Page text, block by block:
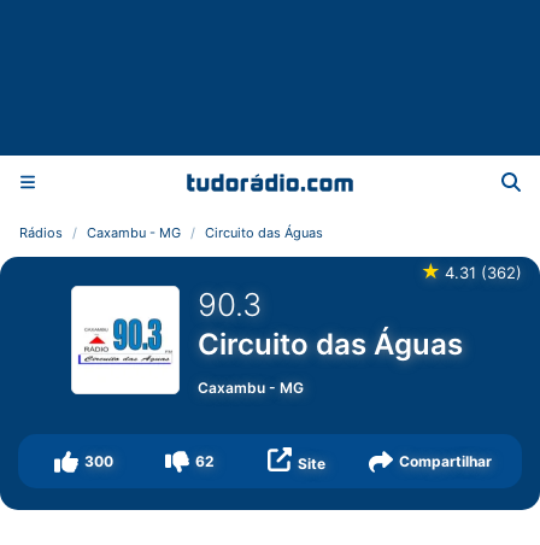
Rádios Caxambu - MG Circuito das Águas
★ 4.31 (362)
90.3
Circuito das Águas
Caxambu -MG
300 62 Site Compartilhar